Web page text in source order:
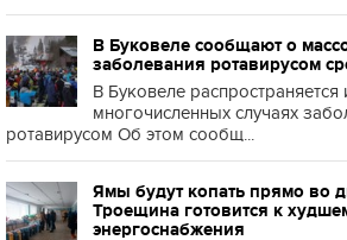
В Буковеле сообщают о
заболевания ротавирусом
В Буковеле
многочисленных случаях
ротавирусом Об этом сообщ...
Ямы будут копать прямо во
Троещина готовится к
энергоснабжения